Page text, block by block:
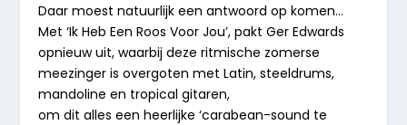
Daar moest natuurlijk een antwoord op komen…
Met ‘Ik Heb Een Roos Voor Jou’, pakt Ger Edwards
opnieuw uit, waarbij deze ritmische zomerse
meezinger is overgoten met Latin, steeldrums,
mandoline en tropical gitaren,
om dit alles een heerlijke ‘carabean-sound te